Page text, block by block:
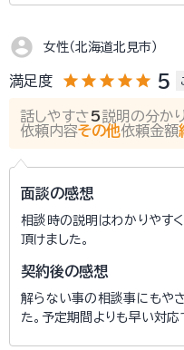
account_circle 女性（北海道北見市）
満足度 star star star star star 5
話しやすさ5説明の分か
依頼内容その他依頼金額
面談の感想
相談時の説明はわかりやす
頂けました。
契約後の感想
解らない事の相談事にもや
た。予定期間よりも早い対応